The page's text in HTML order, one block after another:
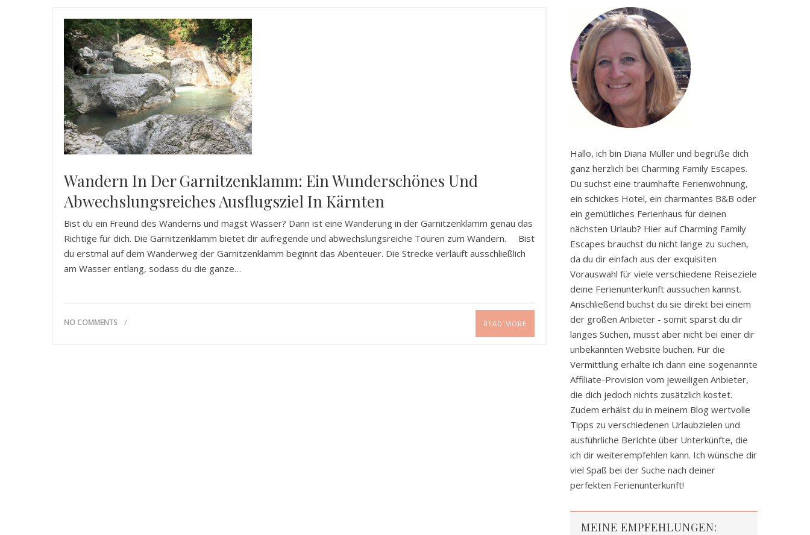
Wandern In Der Garnitzenklamm: Ein Wunderschönes Und
Abwechslungsreiches Ausflugsziel In Kärnten
Bist du ein Freund des Wanderns und magst Wasser? Dann ist eine Wanderung in der Garnitzenklamm genau das
Richtige für dich. Die Garnitzenklamm bietet dir aufregende und abwechslungsreiche Touren zum Wandern. Bist
du erstmal auf dem Wanderweg der Garnitzenklamm beginnt das Abenteuer. Die Strecke verläuft ausschließlich
am Wasser entlang, sodass du die ganze…
NO COMMENTS READ MORE
Hallo, ich bin Diana Müller und begrüße dich
ganz herzlich bei Charming Family Escapes.
Du suchst eine traumhafte Ferienwohnung,
ein schickes Hotel, ein charmantes B&B oder
ein gemütliches Ferienhaus für deinen
nächsten Urlaub? Hier auf Charming Family
Escapes brauchst du nicht lange zu suchen,
da du dir einfach aus der exquisiten
Vorauswahl für viele verschiedene Reiseziele
deine Ferienunterkunft aussuchen kannst.
Anschließend buchst du sie direkt bei einem
der großen Anbieter - somit sparst du dir
langes Suchen, musst aber nicht bei einer dir
unbekannten Website buchen. Für die
Vermittlung erhalte ich dann eine sogenannte
Affiliate-Provision vom jeweiligen Anbieter,
die dich jedoch nichts zusätzlich kostet.
Zudem erhälst du in meinem Blog wertvolle
Tipps zu verschiedenen Urlaubzielen und
ausführliche Berichte über Unterkünfte, die
ich dir weiterempfehlen kann. Ich wünsche dir
viel Spaß bei der Suche nach deiner
perfekten Ferienunterkunft!
MEINE EMPFEHLUNGEN: